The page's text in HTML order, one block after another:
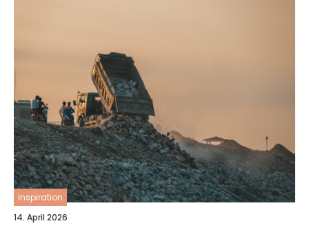
inspiration
14. April 2026